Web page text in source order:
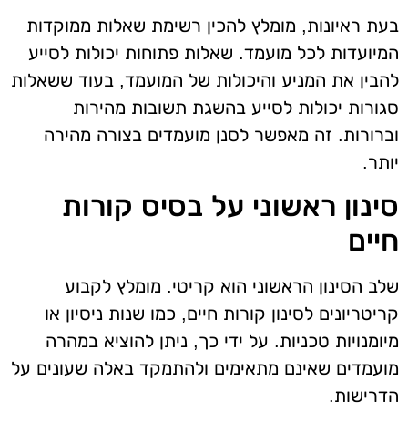
בעת ראיונות, מומלץ להכין רשימת שאלות ממוקדות
המיועדות לכל מועמד. שאלות פתוחות יכולות לסייע
להבין את המניע והיכולות של המועמד, בעוד ששאלות
סגורות יכולות לסייע בהשגת תשובות מהירות
וברורות. זה מאפשר לסנן מועמדים בצורה מהירה
יותר.
סינון ראשוני על בסיס קורות
חיים
שלב הסינון הראשוני הוא קריטי. מומלץ לקבוע
קריטריונים לסינון קורות חיים, כמו שנות ניסיון או
מיומנויות טכניות. על ידי כך, ניתן להוציא במהרה
מועמדים שאינם מתאימים ולהתמקד באלה שעונים על
הדרישות.